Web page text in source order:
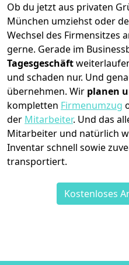
Ob du jetzt aus privaten
München umziehst oder
Wechsel des Firmensitzes
gerne. Gerade im
Tagesgeschäft
und schaden nur. Und
übernehmen. Wir planen
kompletten Firmenumzug
der Mitarbeiter. Und das
Mitarbeiter und natürlich
Inventar schnell sowie
transportiert.
Kostenloses